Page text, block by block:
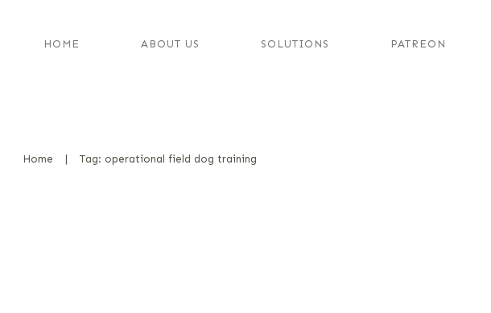
HOME ABOUT US SOLUTIONS PATREON
Home Tag: operational field dog training